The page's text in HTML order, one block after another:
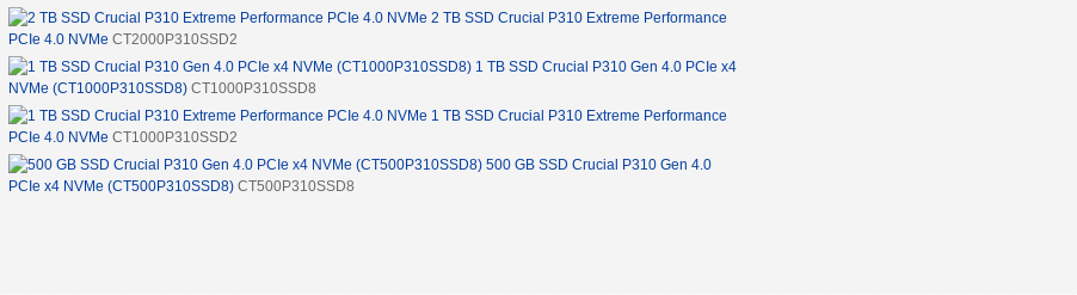
2 TB SSD Crucial P310 Extreme Performance
PCIe 4.0 NVMe CT2000P310SSD2
1 TB SSD Crucial P310 Gen 4.0 PCIe x4
NVMe (CT1000P310SSD8) CT1000P310SSD8
1 TB SSD Crucial P310 Extreme Performance
PCIe 4.0 NVMe CT1000P310SSD2
500 GB SSD Crucial P310 Gen 4.0
PCIe x4 NVMe (CT500P310SSD8) CT500P310SSD8